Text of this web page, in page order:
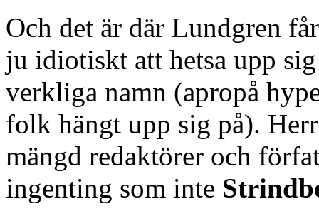
Och det är där Lundgren
ju idiotiskt att hetsa upp
verkliga namn (apropå
folk hängt upp sig på).
mängd redaktörer och
ingenting som inte